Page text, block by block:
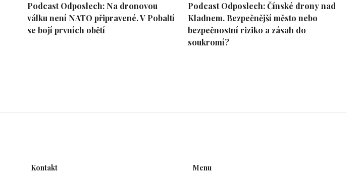
Podcast Odposlech: Na dronovou
válku není NATO připravené. V Pobaltí
se bojí prvních obětí
Podcast Odposlech: Čínské drony nad
Kladnem. Bezpečnější město nebo
bezpečnostní riziko a zásah do
soukromí?
Kontakt Menu